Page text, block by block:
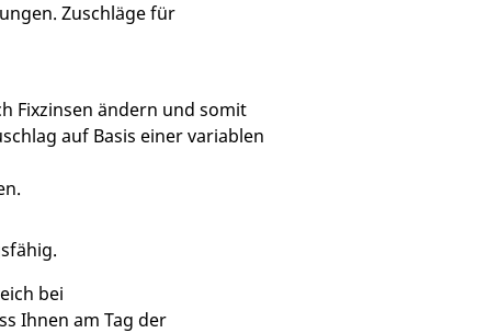
Zuschläge für
Fixzinsen ändern und somit
auf Basis einer variablen
bei
Ihnen am Tag der